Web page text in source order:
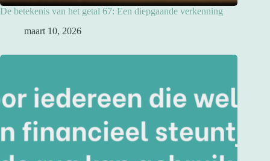
De betekenis van het getal 67: Een diepgaande verkenning
maart 10, 2026